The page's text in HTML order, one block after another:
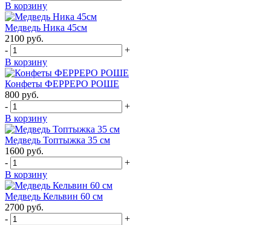
В корзину
Медведь Ника 45см
2100 руб.
-
+
В корзину
Конфеты ФЕРРЕРО РОШЕ
800 руб.
-
+
В корзину
Медведь Топтыжка 35 см
1600 руб.
-
+
В корзину
Медведь Кельвин 60 см
2700 руб.
-
+